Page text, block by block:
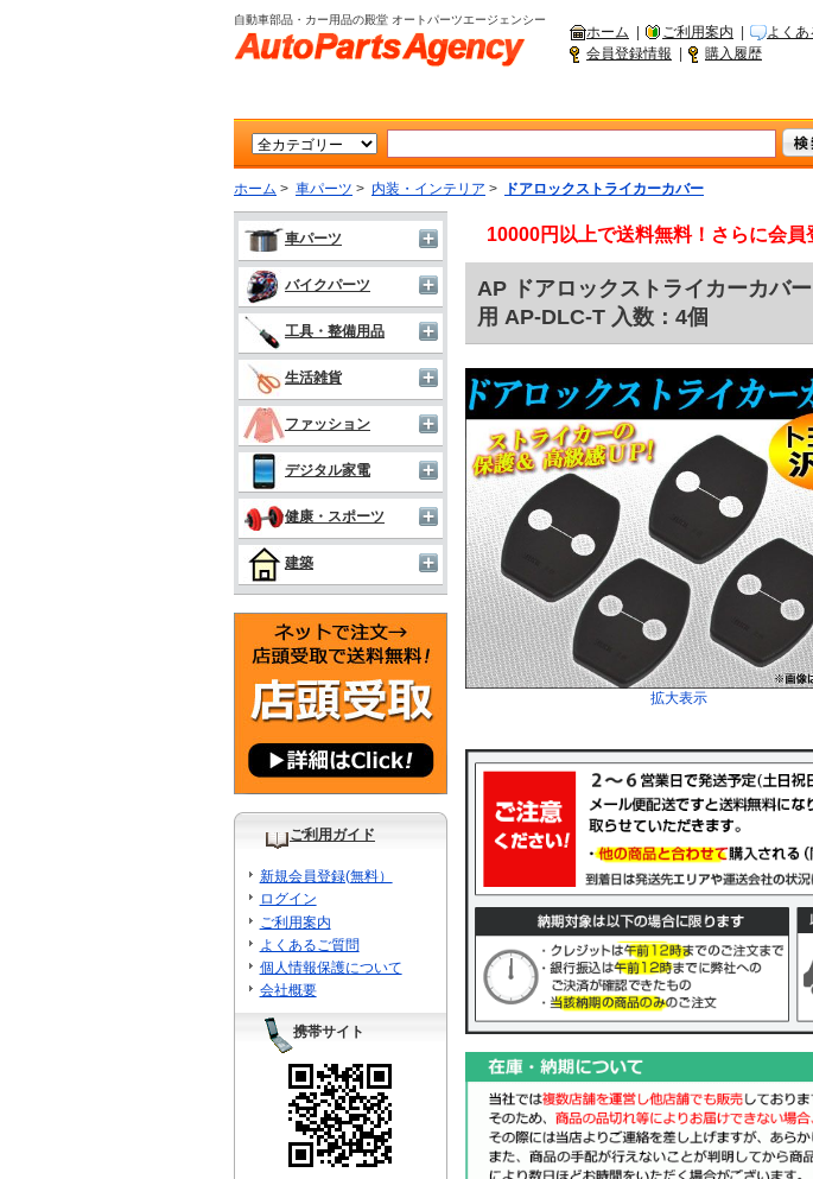
自動車部品・カー用品の殿堂 オートパーツエージェンシー
ホーム ご利用案内
よくあ
会員登録情報
購入履歴
ホーム > 車パーツ > 内装・インテリア > ドアロックストライカーカバー
車パーツ
バイクパーツ
工具・整備用品
生活雑貨
ファッション
デジタル家電
健康・スポーツ
建築
ご利用ガイド
新規会員登録(無料）
ログイン
ご利用案内
よくあるご質問
個人情報保護について
会社概要
携帯サイト
10000円以上で送料無料！さらに会
AP ドアロックストライカーカバ
用 AP-DLC-T 入数：4個
拡大表示